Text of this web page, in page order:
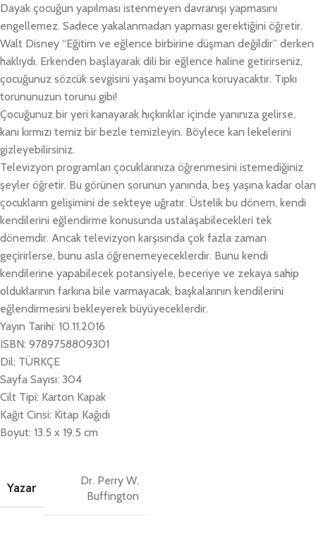
Dayak çocuğun yapılması istenmeyen davranışı yapmasını
engellemez. Sadece yakalanmadan yapması gerektiğini öğretir.
Walt Disney “Eğitim ve eğlence birbirine düşman değildir” derken
haklıydı. Erkenden başlayarak dili bir eğlence haline getirirseniz,
çocuğunuz sözcük sevgisini yaşamı boyunca koruyacaktır. Tıpkı
torununuzun torunu gibi!
Çocuğunuz bir yeri kanayarak hıçkırıklar içinde yanınıza gelirse,
kanı kırmızı temiz bir bezle temizleyin. Böylece kan lekelerini
gizleyebilirsiniz.
Televizyon programları çocuklarınıza öğrenmesini istemediğiniz
şeyler öğretir. Bu görünen sorunun yanında, beş yaşına kadar olan
çocukların gelişimini de sekteye uğratır. Üstelik bu dönem, kendi
kendilerini eğlendirme konusunda ustalaşabilecekleri tek
dönemdir. Ancak televizyon karşısında çok fazla zaman
geçirirlerse, bunu asla öğrenemeyeceklerdir. Bunu kendi
kendilerine yapabilecek potansiyele, beceriye ve zekaya sahip
olduklarının farkına bile varmayacak, başkalarının kendilerini
eğlendirmesini bekleyerek büyüyeceklerdir.
Yayın Tarihi: 10.11.2016
ISBN: 9789758809301
Dil: TÜRKÇE
Sayfa Sayısı: 304
Cilt Tipi: Karton Kapak
Kağıt Cinsi: Kitap Kağıdı
Boyut: 13.5 x 19.5 cm
Yazar
Dr. Perry W.
Buffington